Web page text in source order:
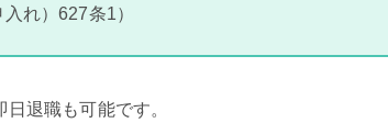
れ）627条1）
退職も可能です。